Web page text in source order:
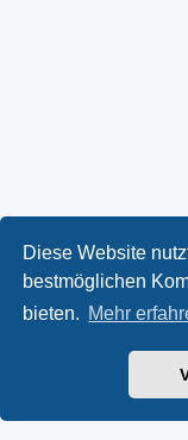
Diese Website
bestmöglichen
bieten. Mehr